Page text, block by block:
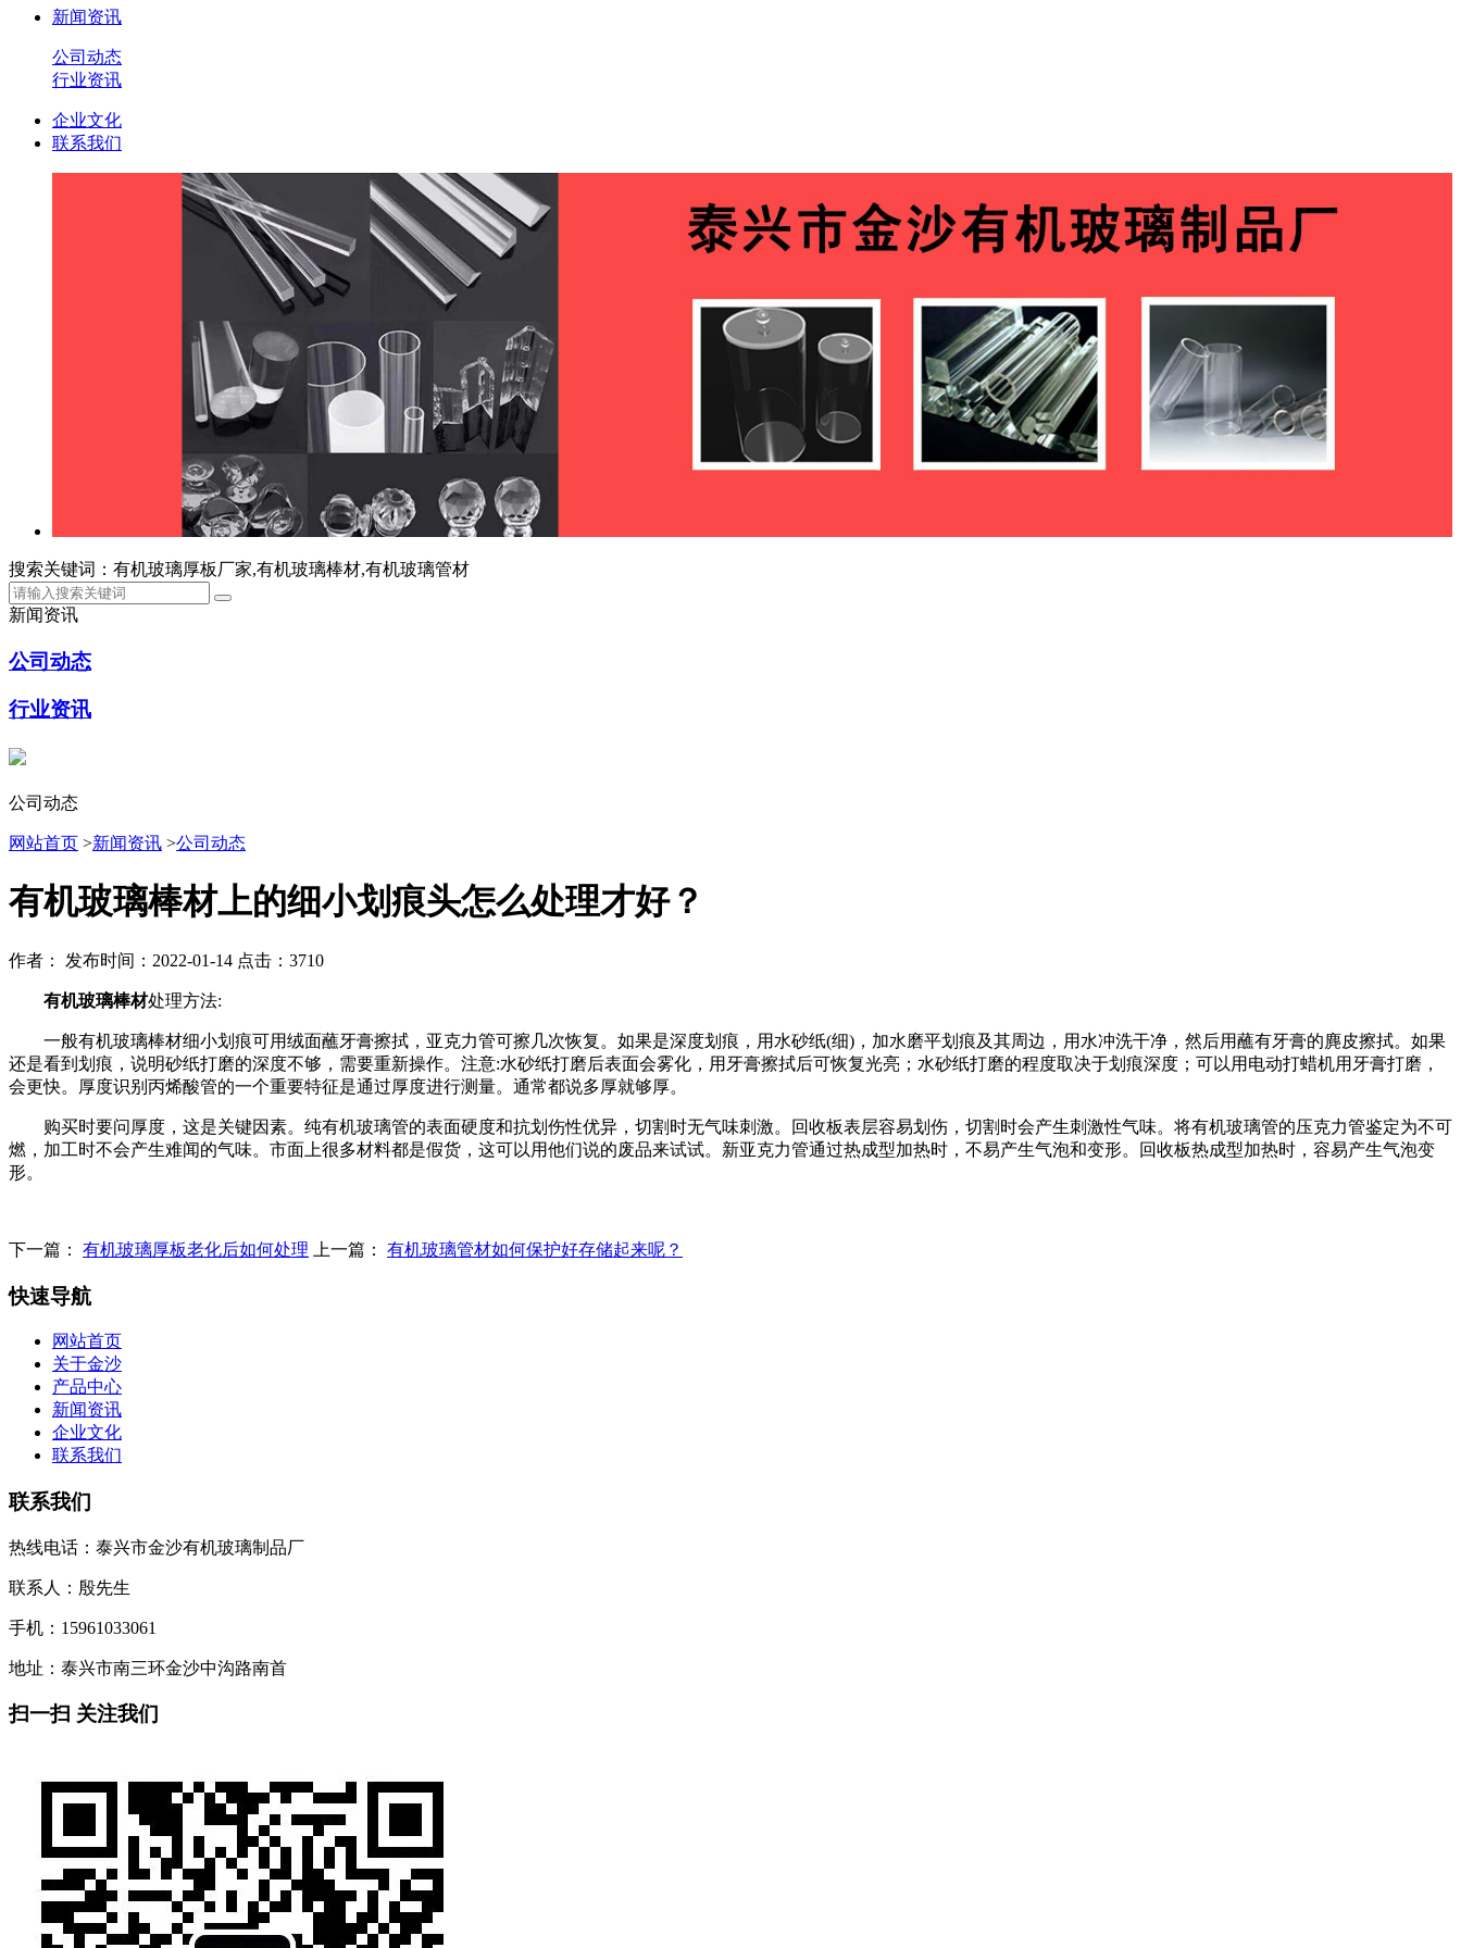
新闻资讯
公司动态
行业资讯
企业文化
联系我们
搜索关键词：有机玻璃厚板厂家,有机玻璃棒材,有机玻璃管材
新闻资讯
公司动态
行业资讯
公司动态
网站首页 >新闻资讯 >公司动态
有机玻璃棒材上的细小划痕头怎么处理才好？
作者： 发布时间：2022-01-14 点击：3710
有机玻璃棒材处理方法:
一般有机玻璃棒材细小划痕可用绒面蘸牙膏擦拭，亚克力管可擦几次恢复。如果是深度划痕，用水砂纸(细)，加水磨平划痕及其周边，用水冲洗干净，然后用蘸有牙膏的麂皮擦拭。如果
还是看到划痕，说明砂纸打磨的深度不够，需要重新操作。注意:水砂纸打磨后表面会雾化，用牙膏擦拭后可恢复光亮；水砂纸打磨的程度取决于划痕深度；可以用电动打蜡机用牙膏打磨，
会更快。厚度识别丙烯酸管的一个重要特征是通过厚度进行测量。通常都说多厚就够厚。
购买时要问厚度，这是关键因素。纯有机玻璃管的表面硬度和抗划伤性优异，切割时无气味刺激。回收板表层容易划伤，切割时会产生刺激性气味。将有机玻璃管的压克力管鉴定为不可
燃，加工时不会产生难闻的气味。市面上很多材料都是假货，这可以用他们说的废品来试试。新亚克力管通过热成型加热时，不易产生气泡和变形。回收板热成型加热时，容易产生气泡变
形。
下一篇： 有机玻璃厚板老化后如何处理 上一篇： 有机玻璃管材如何保护好存储起来呢？
快速导航
网站首页
关于金沙
产品中心
新闻资讯
企业文化
联系我们
联系我们
热线电话：泰兴市金沙有机玻璃制品厂
联系人：殷先生
手机：15961033061
地址：泰兴市南三环金沙中沟路南首
扫一扫 关注我们